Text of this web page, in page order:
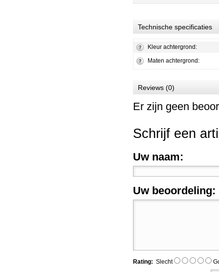
Technische specificaties
Kleur achtergrond:
Maten achtergrond:
Reviews (0)
Er zijn geen
Schrijf een
Uw naam:
Uw beoordeling:
Rating: Slecht